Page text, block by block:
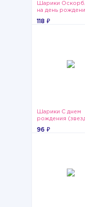
Шарики
на день
118 ₽
Шарики С днем
рождения
96 ₽